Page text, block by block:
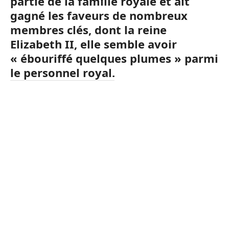
gagné les faveurs de nombreux
membres clés, dont la reine
Elizabeth II, elle semble avoir
« ébouriffé quelques plumes » parmi
le personnel royal.